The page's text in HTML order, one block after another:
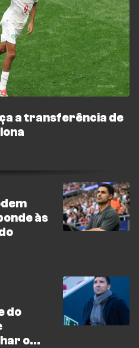
a transferência de
às
do
o